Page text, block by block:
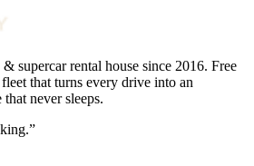
supercar rental house since 2016. Free
that turns every drive into an
never sleeps.
”